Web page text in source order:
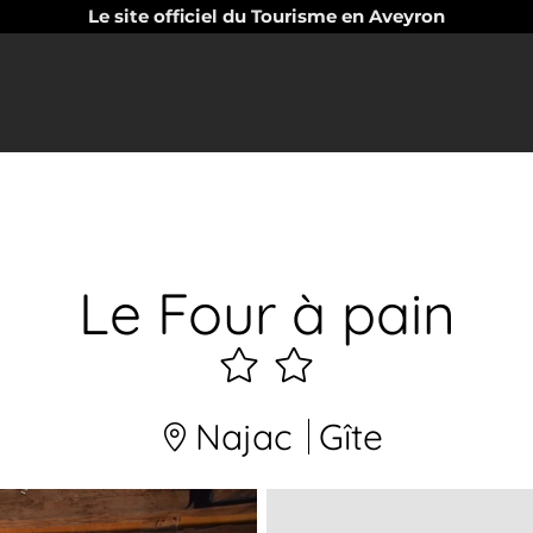
Le site officiel du Tourisme en Aveyron
Le Four à pain
2
étoiles
Najac Gîte